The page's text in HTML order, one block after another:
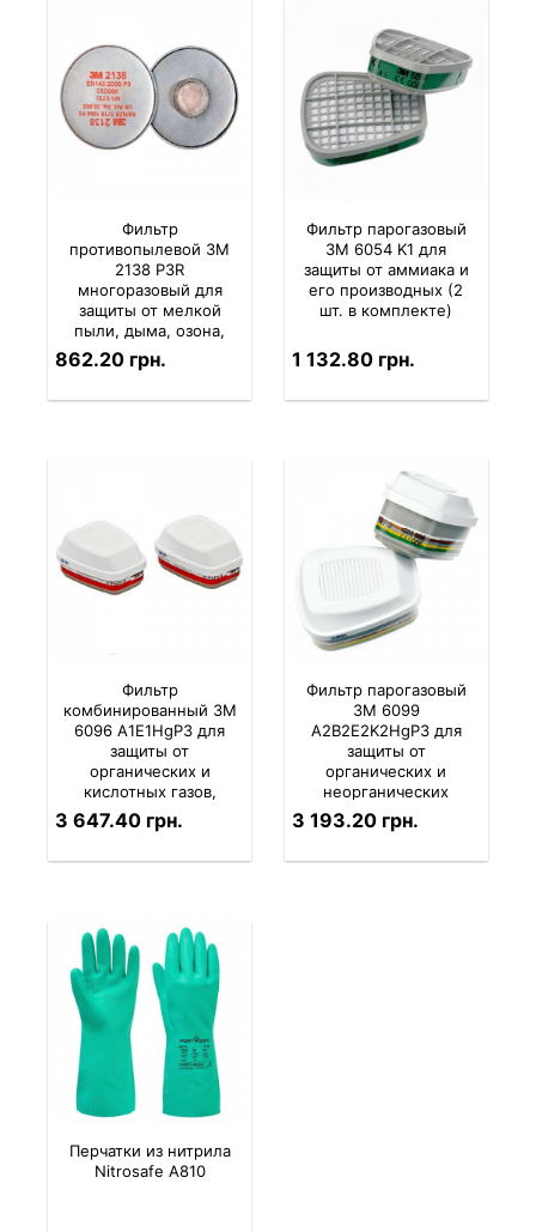
Фильтр
противопылевой 3M
2138 P3R
многоразовый для
защиты от мелкой
пыли, дыма, озона,
кислотных газов (2 шт.
в комплекте)
862.20 грн.
Фильтр парогазовый
3M 6054 K1 для
защиты от аммиака и
его производных (2
шт. в комплекте)
1 132.80 грн.
Фильтр
комбинированный 3M
6096 A1E1HgP3 для
защиты от
органических и
кислотных газов,
паров ртути и пыли (в
комлекте 2 шт.)
3 647.40 грн.
Фильтр парогазовый
3M 6099
A2B2E2K2HgP3 для
защиты от
органических и
неорганических
кислотных газов,
аммиака, паров ртути,
3 193.20 грн.
Перчатки из нитрила
Nitrosafe A810